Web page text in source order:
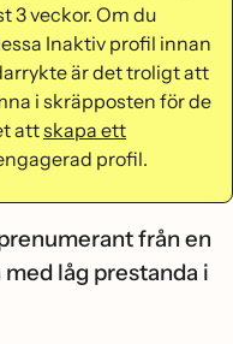
3 veckor. Om du
Inaktiv profil innan
är det troligt att
i skräpposten för de
attskapa ett
profil.
från en
låg prestanda i